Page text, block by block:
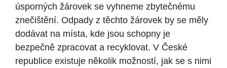
úsporných žárovek se vyhneme zbytečnému
znečištění. Odpady z těchto žárovek by se měly
dodávat na místa, kde jsou schopny je
bezpečně zpracovat a recyklovat. V České
republice existuje několik možností, jak se s nimi